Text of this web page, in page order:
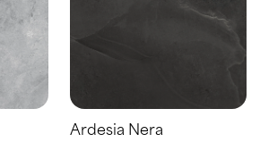
Ardesia Nera